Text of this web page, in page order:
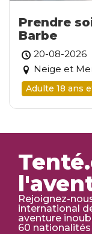
Prendre
Barbe
20-08-2026
Neige et
Adulte 18 ans
Rejoignez-
international
aventure
60